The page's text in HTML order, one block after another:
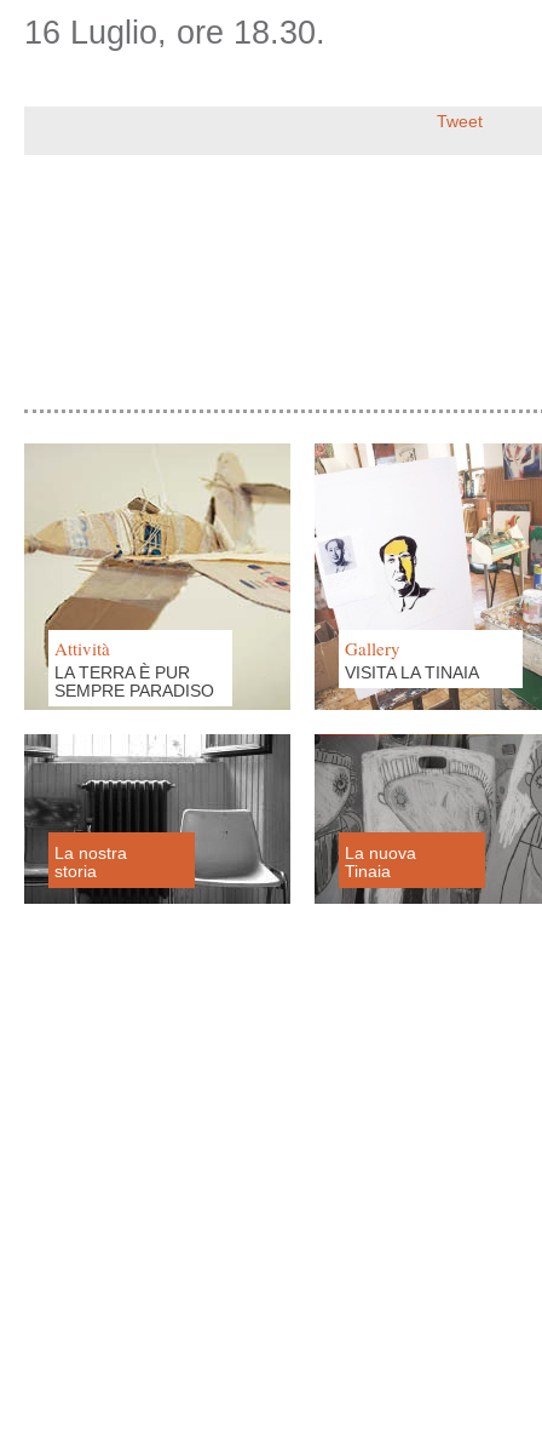
16 Luglio, ore 18.30.
Tweet
Attività
LA TERRA È PUR
SEMPRE PARADISO
Gallery
VISITA LA TINAIA
La nostra
storia
La nuova
Tinaia